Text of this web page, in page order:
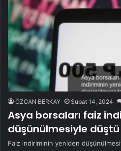
ÖZCAN BERKAY Şubat 14, 2024
Asya borsaları faiz
düşünülmesiyle düştü
Faiz indiriminin yeniden